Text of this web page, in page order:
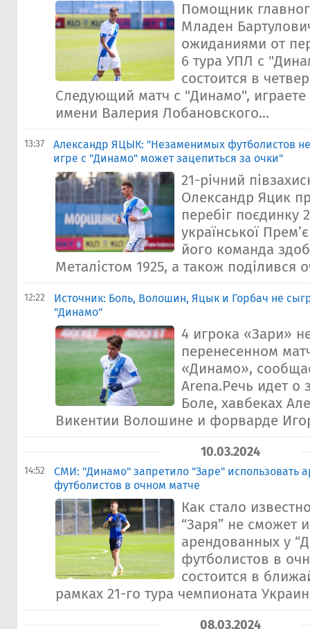
Помощник
Младен
ожиданиями от
6 тура УПЛ с
состоится в
Следующий матч с "Динамо", играете
имени Валерия Лобановского...
13:37
Александр ЯЦЫК: "Незаменимых футболистов
игре с "Динамо" может зацепиться за очки"
21-річний
Олександр Яцик
перебіг поєдинку
української
його команда
Металістом 1925, а також поділився
12:22
Источник: Боль, Волошин, Яцык и Горбач не
"Динамо"
4 игрока «Зари»
перенесенном
«Динамо»,
Arena.Речь идет о
Боле, хавбеках
Викентии Волошине и форварде
10.03.2024
14:52
СМИ: "Динамо" запретило "Заре" использовать
футболистов в очном матче
Как стало
“Заря” не сможет
арендованных у
футболистов в
состоится в
рамках 21-го тура чемпионата
08.03.2024